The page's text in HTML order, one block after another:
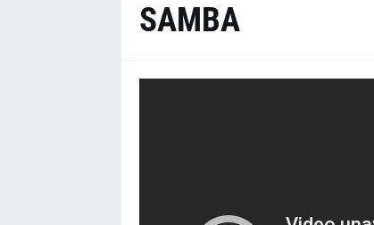
SAMBA